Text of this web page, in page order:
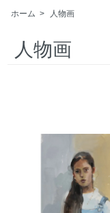
ホーム > 人物画
人物画